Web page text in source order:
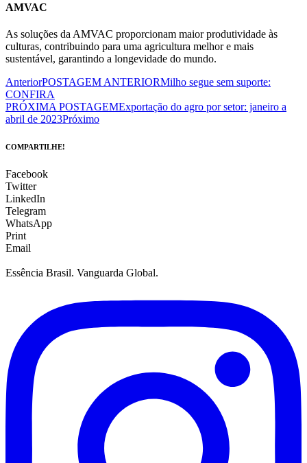
AMVAC
As soluções da AMVAC proporcionam maior produtividade às
culturas, contribuindo para uma agricultura melhor e mais
sustentável, garantindo a longevidade do mundo.
AnteriorPOSTAGEM ANTERIORMilho segue sem suporte:
CONFIRA
PRÓXIMA POSTAGEMExportação do agro por setor: janeiro a
abril de 2023Próximo
COMPARTILHE!
Facebook
Twitter
LinkedIn
Telegram
WhatsApp
Print
Email
Essência Brasil. Vanguarda Global.